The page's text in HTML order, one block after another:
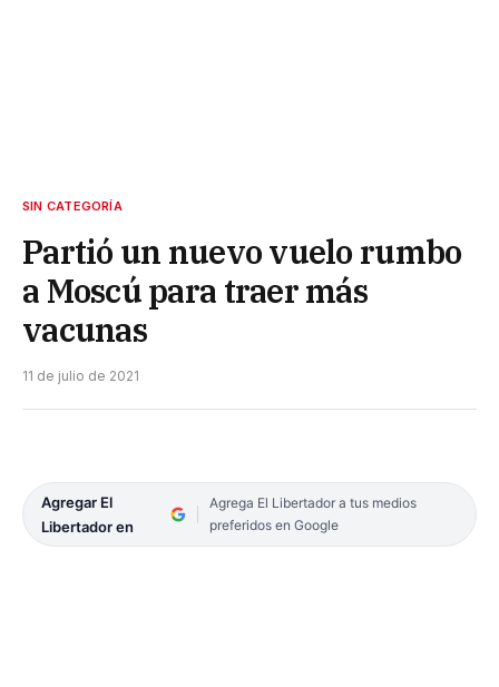
SIN CATEGORÍA
Partió un nuevo vuelo rumbo
a Moscú para traer más
vacunas
11 de julio de 2021
Agregar El
Libertador en
Agrega El Libertador a tus medios
preferidos en Google